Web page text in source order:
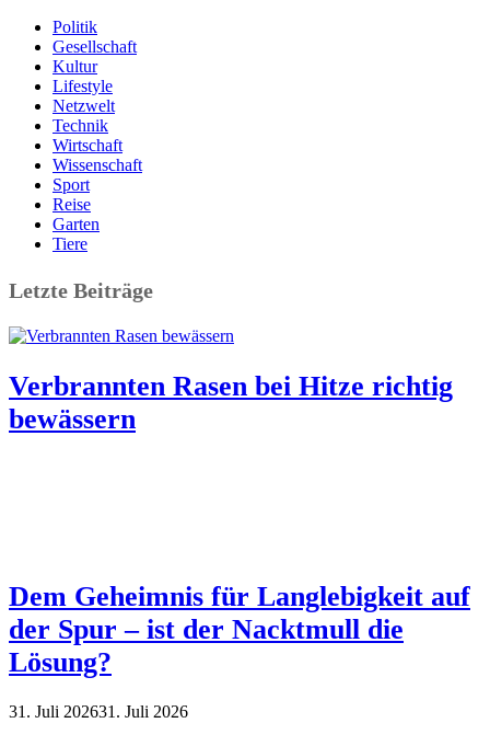
Politik
Gesellschaft
Kultur
Lifestyle
Netzwelt
Technik
Wirtschaft
Wissenschaft
Sport
Reise
Garten
Tiere
Letzte Beiträge
Verbrannten Rasen bei Hitze richtig
bewässern
Dem Geheimnis für Langlebigkeit auf
der Spur – ist der Nacktmull die
Lösung?
31. Juli 202631. Juli 2026